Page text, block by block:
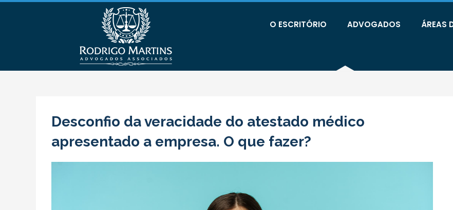
O ESCRITÓRIO ADVOGADOS ÁREAS
Desconfio da veracidade do atestado médico
apresentado a empresa. O que fazer?